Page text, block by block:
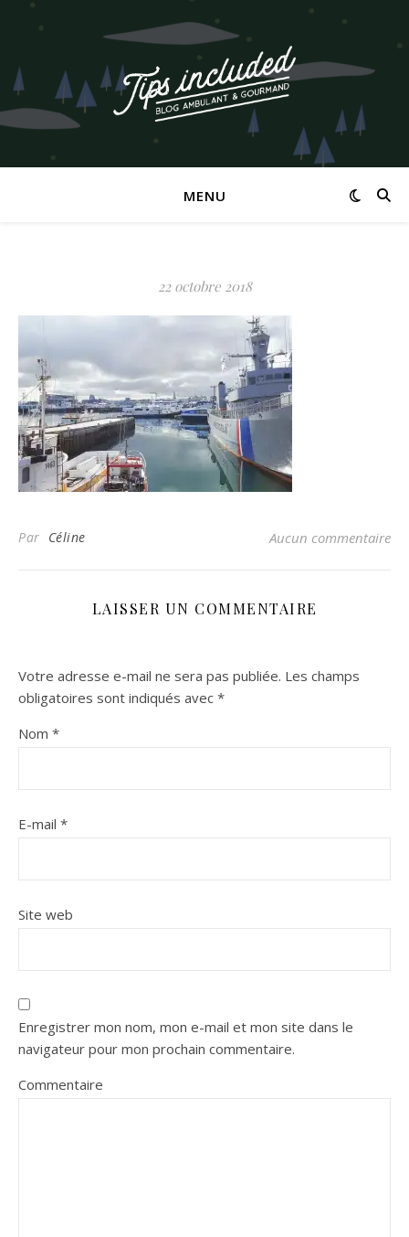
MENU
22 octobre 2018
Par Céline Aucun commentaire
LAISSER UN COMMENTAIRE
Votre adresse e-mail ne sera pas publiée. Les champs
obligatoires sont indiqués avec *
Nom *
E-mail *
Site web
Enregistrer mon nom, mon e-mail et mon site dans le
navigateur pour mon prochain commentaire.
Commentaire